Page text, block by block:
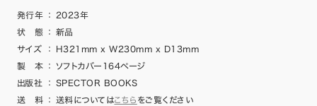
発行年 ：
2023年
状 態
：
新品
サイズ
：
H321mm x W230mm x D13mm
製 本
：
ソフトカバー164ページ
出版社
：
SPECTOR BOOKS
送 料
： 送料についてはこちら をご覧ください